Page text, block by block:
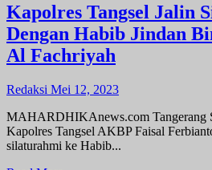
Tangerang
Kota
Sampaikan
Pesan
Kamtibmas
Program
Jumat
Curhat
di
Teluknaga
Kapolres Tangsel Jalin
Dengan Habib Jindan
Al Fachriyah
Redaksi Mei 12, 2023
MAHARDHIKAnews.com Tangerang
Kapolres Tangsel AKBP Faisal
silaturahmi ke Habib...